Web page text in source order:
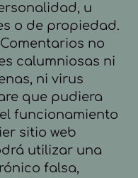
u
o de propiedad.
no
calumniosas ni
ni virus
que pudiera
funcionamiento
sitio web
utilizar una
falsa,